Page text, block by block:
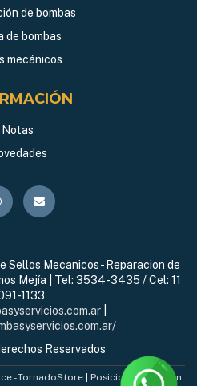
de bombas
de bombas
mecánicos
Notas
Sellos Mecanicos - Reparacion de
Mejía | Tel: 3534-3435 / Cel: 11
1133
Reservados
- TornadoStore | Posicionamiento en